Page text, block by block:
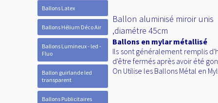
Ballons Latex
Ballons Hélium Déco Air
Ballons Lumineux - led -
Fluo
Ballon guirlande led
transparent
Ballons Publicitaires
Ballon aluminisé miroir
,diamétre 45cm
Ballons en mylar métallisé
Ils sont généralement remplis
d'être fermés après avoir été
On Utilise les Ballons Métal en